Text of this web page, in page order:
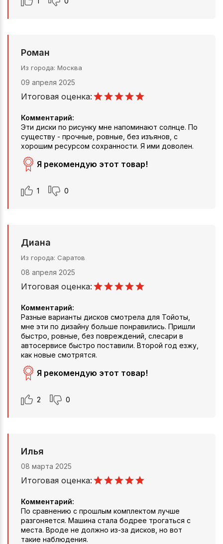
Роман
Из города Москва
09 апреля 2025
Итоговая оценка:
Комментарий:
Эти диски по рисунку мне напоминают солнце. По
существу - прочные, ровные, без изъянов, с
хорошим ресурсом сохранности. Я ими доволен.
Я рекомендую этот товар!
1 0
Диана
Из города Саратов
08 апреля 2025
Итоговая оценка:
Комментарий:
Разные варианты дисков смотрела для Тойоты,
мне эти по дизайну больше понравились. Пришли
быстро, ровные, без повреждений, слесари в
автосервисе быстро поставили. Второй год езжу,
как новые смотрятся.
Я рекомендую этот товар!
2 0
Илья
08 марта 2025
Итоговая оценка:
Комментарий:
По сравнению с прошлым комплектом лучше
разгоняется. Машина стала бодрее трогаться с
места. Вроде не должно из-за дисков, но вот
такие наблюдения.